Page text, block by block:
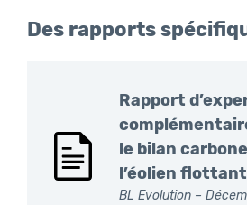
Des rapports
Rapport
le bilan
l’éolien flottant
BL Evolution –